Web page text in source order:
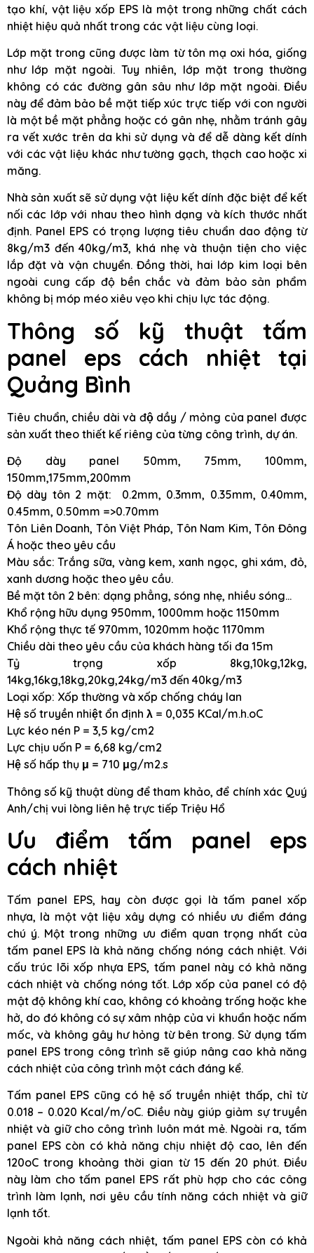
tạo khí, vật liệu xốp EPS là một trong những chất cách
nhiệt hiệu quả nhất trong các vật liệu cùng loại.
Lớp mặt trong cũng được làm từ tôn mạ oxi hóa, giống
như lớp mặt ngoài. Tuy nhiên, lớp mặt trong thường
không có các đường gân sâu như lớp mặt ngoài. Điều
này để đảm bảo bề mặt tiếp xúc trực tiếp với con người
là một bề mặt phẳng hoặc có gân nhẹ, nhằm tránh gây
ra vết xước trên da khi sử dụng và để dễ dàng kết dính
với các vật liệu khác như tường gạch, thạch cao hoặc xi
măng.
Nhà sản xuất sẽ sử dụng vật liệu kết dính đặc biệt để kết
nối các lớp với nhau theo hình dạng và kích thước nhất
định. Panel EPS có trọng lượng tiêu chuẩn dao động từ
8kg/m3 đến 40kg/m3, khá nhẹ và thuận tiện cho việc
lắp đặt và vận chuyển. Đồng thời, hai lớp kim loại bên
ngoài cung cấp độ bền chắc và đảm bảo sản phẩm
không bị móp méo xiêu vẹo khi chịu lực tác động.
Thông số kỹ thuật tấm
panel eps cách nhiệt tại
Quảng Bình
Tiêu chuẩn, chiều dài và độ dầy / mỏng của panel được
sản xuất theo thiết kế riêng của từng công trình, dự án.
Độ dày panel 50mm, 75mm, 100mm,
150mm,175mm,200mm
Độ dày tôn 2 mặt: 0.2mm, 0.3mm, 0.35mm, 0.40mm,
0.45mm, 0.50mm =>0.70mm
Tôn Liên Doanh, Tôn Việt Pháp, Tôn Nam Kim, Tôn Đông
Á hoặc theo yêu cầu
Màu sắc: Trắng sữa, vàng kem, xanh ngọc, ghi xám, đỏ,
xanh dương hoặc theo yêu cầu.
Bề mặt tôn 2 bên: dạng phẳng, sóng nhẹ, nhiều sóng…
Khổ rộng hữu dụng 950mm, 1000mm hoặc 1150mm
Khổ rộng thực tế 970mm, 1020mm hoặc 1170mm
Chiều dài theo yêu cầu của khách hàng tối đa 15m
Tỷ trọng xốp 8kg,10kg,12kg,
14kg,16kg,18kg,20kg,24kg/m3 đến 40kg/m3
Loại xốp: Xốp thường và xốp chống cháy lan
Hệ số truyền nhiệt ổn định λ = 0,035 KCal/m.h.oC
Lực kéo nén P = 3,5 kg/cm2
Lực chịu uốn P = 6,68 kg/cm2
Hệ số hấp thụ μ = 710 μg/m2.s
Thông số kỹ thuật dùng để tham khảo, để chính xác Quý
Anh/chị vui lòng liên hệ trực tiếp Triệu Hổ
Ưu điểm tấm panel eps
cách nhiệt
Tấm panel EPS, hay còn được gọi là tấm panel xốp
nhựa, là một vật liệu xây dựng có nhiều ưu điểm đáng
chú ý. Một trong những ưu điểm quan trọng nhất của
tấm panel EPS là khả năng chống nóng cách nhiệt. Với
cấu trúc lõi xốp nhựa EPS, tấm panel này có khả năng
cách nhiệt và chống nóng tốt. Lớp xốp của panel có độ
mật độ không khí cao, không có khoảng trống hoặc khe
hở, do đó không có sự xâm nhập của vi khuẩn hoặc nấm
mốc, và không gây hư hỏng từ bên trong. Sử dụng tấm
panel EPS trong công trình sẽ giúp nâng cao khả năng
cách nhiệt của công trình một cách đáng kể.
Tấm panel EPS cũng có hệ số truyền nhiệt thấp, chỉ từ
0.018 – 0.020 Kcal/m/oC. Điều này giúp giảm sự truyền
nhiệt và giữ cho công trình luôn mát mẻ. Ngoài ra, tấm
panel EPS còn có khả năng chịu nhiệt độ cao, lên đến
120oC trong khoảng thời gian từ 15 đến 20 phút. Điều
này làm cho tấm panel EPS rất phù hợp cho các công
trình làm lạnh, nơi yêu cầu tính năng cách nhiệt và giữ
lạnh tốt.
Ngoài khả năng cách nhiệt, tấm panel EPS còn có khả